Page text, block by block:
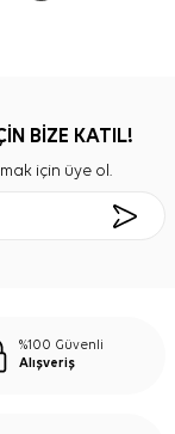
BİZE KATIL!
için üye ol.
%100 Güvenli
Alışveriş